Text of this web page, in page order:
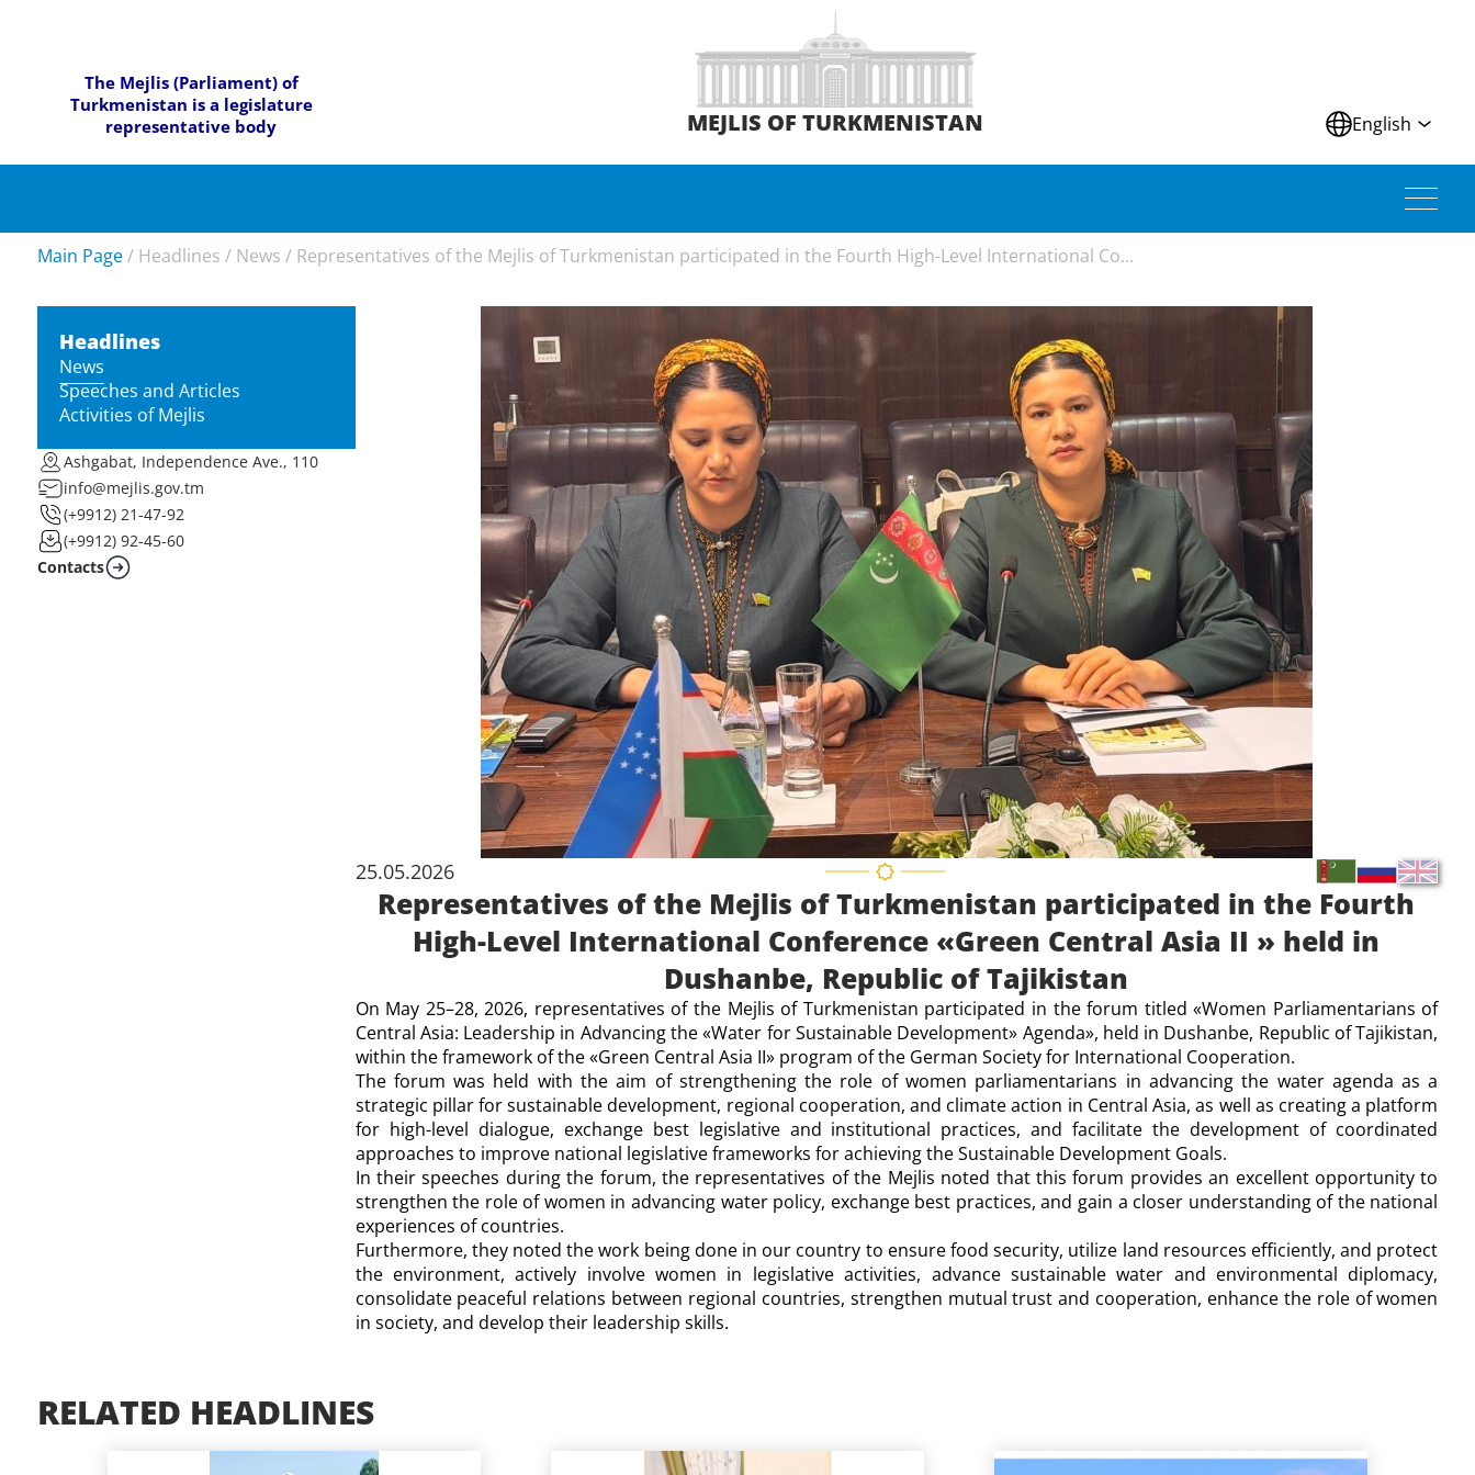
The Mejlis (Parliament) of
Turkmenistan is a legislature
representative body
MEJLIS OF TURKMENISTAN English
Main Page / Headlines / News / Representatives of the Mejlis of Turkmenistan participated in the Fourth High-Level International Co...
Headlines
News
Speeches and Articles
Activities of Mejlis
Ashgabat, Independence Ave., 110
info@mejlis.gov.tm
(+9912) 21-47-92
(+9912) 92-45-60
Contacts
25.05.2026
Representatives of the Mejlis of Turkmenistan participated in the Fourth
High-Level International Conference «Green Central Asia II » held in
Dushanbe, Republic of Tajikistan
On May 25–28, 2026, representatives of the Mejlis of Turkmenistan participated in the forum titled «Women Parliamentarians of
Central Asia: Leadership in Advancing the «Water for Sustainable Development» Agenda», held in Dushanbe, Republic of Tajikistan,
within the framework of the «Green Central Asia II» program of the German Society for International Cooperation.
The forum was held with the aim of strengthening the role of women parliamentarians in advancing the water agenda as a
strategic pillar for sustainable development, regional cooperation, and climate action in Central Asia, as well as creating a platform
for high-level dialogue, exchange best legislative and institutional practices, and facilitate the development of coordinated
approaches to improve national legislative frameworks for achieving the Sustainable Development Goals.
In their speeches during the forum, the representatives of the Mejlis noted that this forum provides an excellent opportunity to
strengthen the role of women in advancing water policy, exchange best practices, and gain a closer understanding of the national
experiences of countries.
Furthermore, they noted the work being done in our country to ensure food security, utilize land resources efficiently, and protect
the environment, actively involve women in legislative activities, advance sustainable water and environmental diplomacy,
consolidate peaceful relations between regional countries, strengthen mutual trust and cooperation, enhance the role of women
in society, and develop their leadership skills.
RELATED HEADLINES